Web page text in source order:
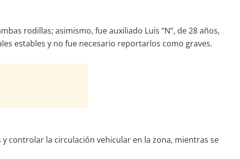
rodillas; asimismo, fue auxiliado Luis “N”, de 28 años,
estables y no fue necesario reportarlos como graves.
controlar la circulación vehicular en la zona, mientras se